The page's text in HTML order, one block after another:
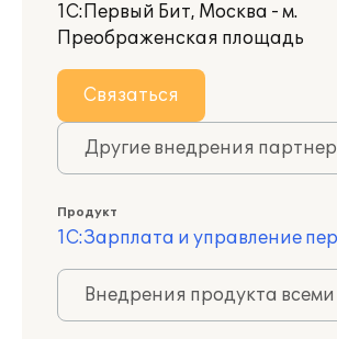
1С:Первый Бит, Москва - м.
Преображенская площадь
Связаться
Другие внедрения
Продукт
1С:Зарплата и управление
Внедрения продукта